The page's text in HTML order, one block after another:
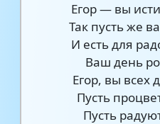
Егор — вы
Так пусть же
И есть для
Ваш день
Егор, вы всех
Пусть
Пусть